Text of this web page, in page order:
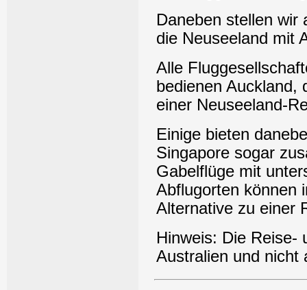
Daneben stellen wir
die Neuseeland mit
Alle
bedienen Auckland,
einer Neuseeland-
Einige bieten
Singapore sogar
Gabelflüge mit
Abflugorten können
Alternative zu einer
Hinweis: Die Reise-
Australien und nicht